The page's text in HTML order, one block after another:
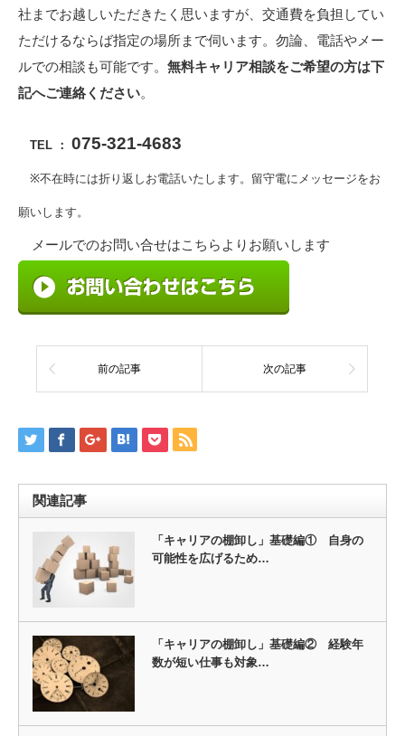
社までお越しいただきたく思いますが、交通費を負担してい
ただけるならば指定の場所まで伺います。勿論、電話やメー
ルでの相談も可能です。 無料キャリア相談をご希望の方は下
記へご連絡ください。
TEL ： 075-321-4683
※不在時には折り返しお電話いたします。留守電にメッセージをお
願いします。
メールでのお問い合せはこちらよりお願いします
前の記事 次の記事
関連記事
「キャリアの棚卸し」基礎編① 自身の
可能性を広げるため…
「キャリアの棚卸し」基礎編② 経験年
数が短い仕事も対象…